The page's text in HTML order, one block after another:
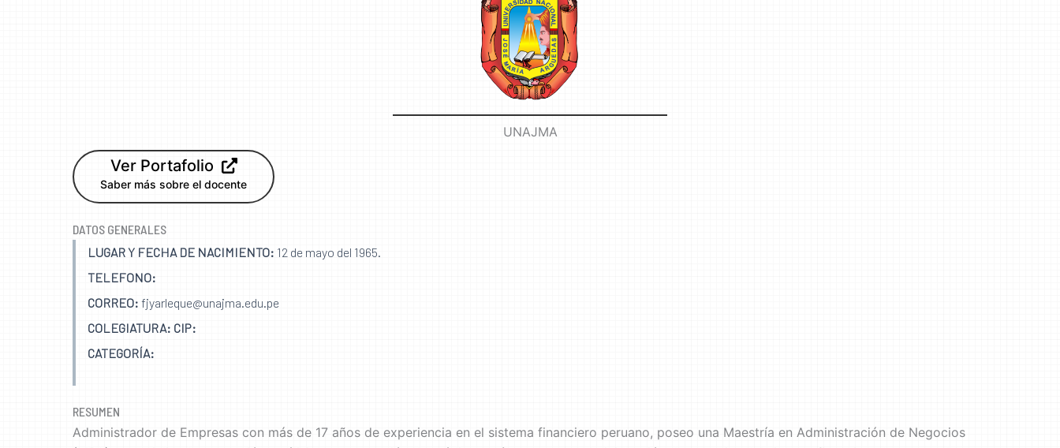
UNAJMA
Ver Portafolio
Saber más sobre el docente
DATOS GENERALES
LUGAR Y FECHA DE NACIMIENTO: 12 de mayo del 1965.
TELEFONO:
CORREO: fjyarleque@unajma.edu.pe
COLEGIATURA: CIP:
CATEGORÍA:
RESUMEN
Administrador de Empresas con más de 17 años de experiencia en el sistema financiero peruano, poseo una Maestría en Administración de Negocios